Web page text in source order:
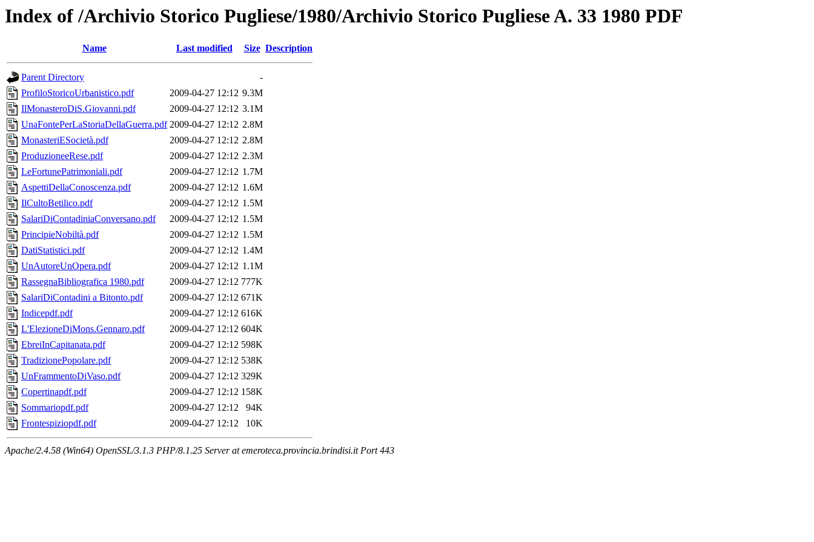
Index of /Archivio Storico Pugliese/1980/Archivio Storico Pugliese A. 33 1980 PDF
Name Last modified Size Description
Parent Directory
-
ProfiloStoricoUrbanistico.pdf
2009-04-27 12:12 9.3M
IlMonasteroDiS.Giovanni.pdf
2009-04-27 12:12 3.1M
UnaFontePerLaStoriaDellaGuerra.pdf 2009-04-27 12:12 2.8M
MonasteriESocietà.pdf
2009-04-27 12:12 2.8M
ProduzioneeRese.pdf
2009-04-27 12:12 2.3M
LeFortunePatrimoniali.pdf
2009-04-27 12:12 1.7M
AspettiDellaConoscenza.pdf
2009-04-27 12:12 1.6M
IlCultoBetilico.pdf
2009-04-27 12:12 1.5M
SalariDiContadiniaConversano.pdf
2009-04-27 12:12 1.5M
PrincipieNobiltà.pdf
2009-04-27 12:12 1.5M
DatiStatistici.pdf
2009-04-27 12:12 1.4M
UnAutoreUnOpera.pdf
2009-04-27 12:12 1.1M
RassegnaBibliografica 1980.pdf
2009-04-27 12:12 777K
SalariDiContadini a Bitonto.pdf
2009-04-27 12:12 671K
Indicepdf.pdf
2009-04-27 12:12 616K
L'ElezioneDiMons.Gennaro.pdf
2009-04-27 12:12 604K
EbreiInCapitanata.pdf
2009-04-27 12:12 598K
TradizionePopolare.pdf
2009-04-27 12:12 538K
UnFrammentoDiVaso.pdf
2009-04-27 12:12 329K
Copertinapdf.pdf
2009-04-27 12:12 158K
Sommariopdf.pdf
2009-04-27 12:12
94K
Frontespiziopdf.pdf
2009-04-27 12:12 10K
Apache/2.4.58 (Win64) OpenSSL/3.1.3 PHP/8.1.25 Server at emeroteca.provincia.brindisi.it Port 443